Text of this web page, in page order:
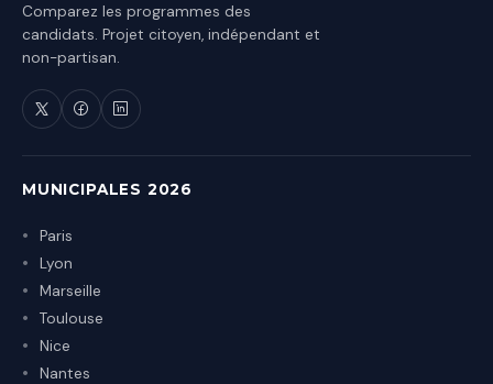
Comparez les programmes des
candidats. Projet citoyen, indépendant et
non-partisan.
MUNICIPALES 2026
Paris
Lyon
Marseille
Toulouse
Nice
Nantes